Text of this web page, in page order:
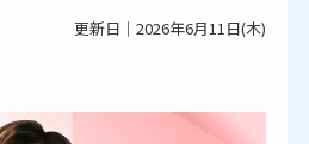
更新日｜2026年6月11日(木)